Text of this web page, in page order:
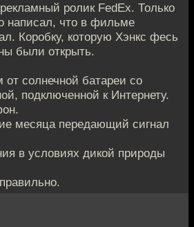
ролик FedEx. Только
написал, что в фильме
Коробку, которую Хэнкс фесь
были открыть.
от солнечной батареи со
подключенной к Интернету.
месяца передающий сигнал
в условиях дикой природы